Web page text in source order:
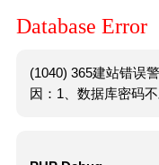
Database Error
(1040) 365建站错误
因：1、数据库密码